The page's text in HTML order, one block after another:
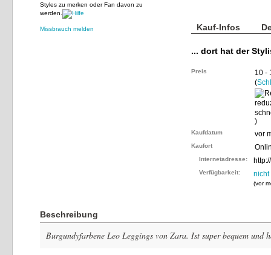
Styles zu merken oder Fan davon zu
werden.
Missbrauch melden Kauf-Infos
... dort hat der
Preis
10 -
(
)
Kaufdatum vor
Kaufort
Internetadresse:
Verfügbarkeit: nicht
(vor
Beschreibung
Burgundyfarbene Leo Leggings von Zara. Ist super bequem und